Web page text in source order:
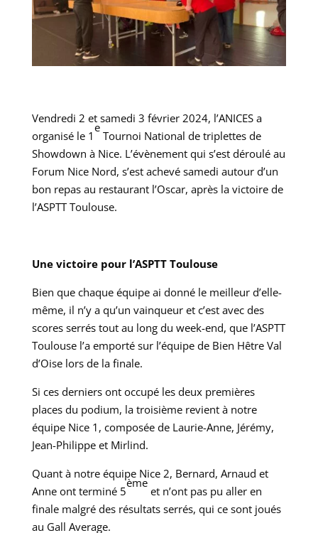
Vendredi 2 et samedi 3 février 2024, l’ANICES a
organisé le 1
e
Tournoi National de triplettes de
Showdown à Nice. L’évènement qui s’est déroulé au
Forum Nice Nord, s’est achevé samedi autour d’un
bon repas au restaurant l’Oscar, après la victoire de
l’ASPTT Toulouse.
Une victoire pour l’ASPTT Toulouse
Bien que chaque équipe ai donné le meilleur d’elle-
même, il n’y a qu’un vainqueur et c’est avec des
scores serrés tout au long du week-end, que l’ASPTT
Toulouse l’a emporté sur l’équipe de Bien Hêtre Val
d’Oise lors de la finale.
Si ces derniers ont occupé les deux premières
places du podium, la troisième revient à notre
équipe Nice 1, composée de Laurie-Anne, Jérémy,
Jean-Philippe et Mirlind.
Quant à notre équipe Nice 2, Bernard, Arnaud et
Anne ont terminé 5
ème
et n’ont pas pu aller en
finale malgré des résultats serrés, qui ce sont joués
au Gall Average.